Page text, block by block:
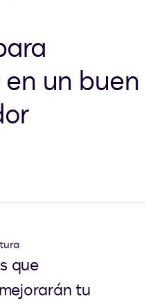
un buen
que
tu